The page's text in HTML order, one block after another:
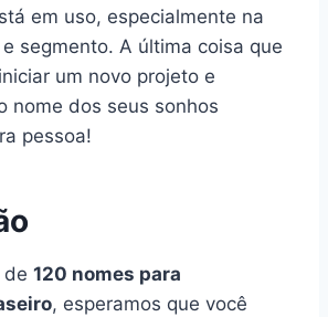
em uso, especialmente na
segmento. A última coisa que
um novo projeto e
nome dos seus sonhos
pessoa!
de 120 nomes para
, esperamos que você